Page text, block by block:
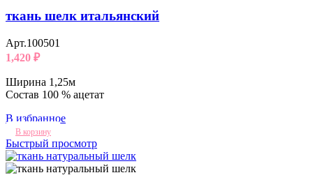
ткань шелк итальянский
Арт.100501
1,420 ₽
Ширина 1,25м
Состав 100 % ацетат
В избранное
В корзину
Быстрый просмотр